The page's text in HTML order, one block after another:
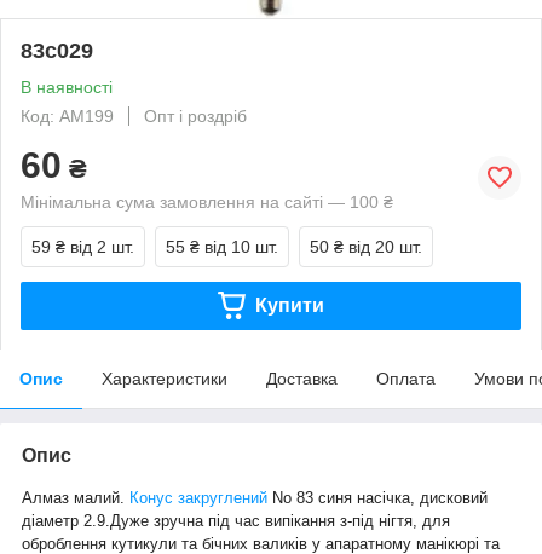
83с029
В наявності
Код: АМ199
Опт і роздріб
60 ₴
Мінімальна сума замовлення на сайті — 100 ₴
59 ₴ від 2 шт. 55 ₴ від 10 шт. 50 ₴ від 20 шт.
Купити
Опис Характеристики Доставка Оплата Умови
Опис
Алмаз малий. Конус закруглений No 83 синя насічка, дисковий
діаметр 2.9.Дуже зручна під час випікання з-під нігтя, для
оброблення кутикули та бічних валиків у апаратному манікюрі та